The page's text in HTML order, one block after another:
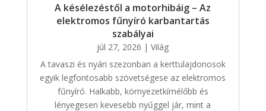
A késélezéstől a motorhibáig – Az
elektromos fűnyíró karbantartás
szabályai
júl 27, 2026 |Világ
A tavaszi és nyári szezonban a kerttulajdonosok
egyik legfontosabb szövetségese az elektromos
fűnyíró. Halkabb, környezetkímélőbb és
lényegesen kevesebb nyűggel jár, mint a